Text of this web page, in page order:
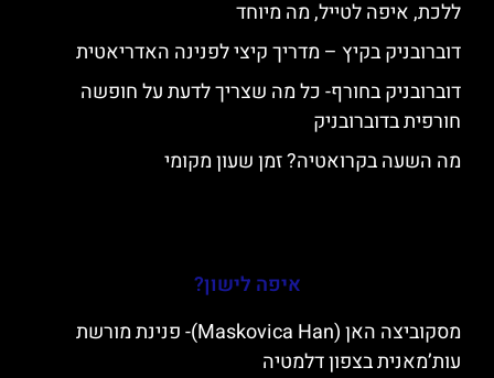
ללכת, איפה לטייל, מה מיוחד
דוברובניק בקיץ – מדריך קיצי לפנינה האדריאטית
דוברובניק בחורף- כל מה שצריך לדעת על חופשה
חורפית בדוברובניק
מה השעה בקרואטיה? זמן שעון מקומי
איפה לישון?
מסקוביצה האן (Maskovica Han)- פנינת מורשת
עות’מאנית בצפון דלמטיה